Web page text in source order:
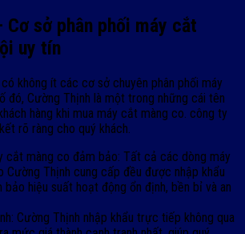
Cơ sở phân phối máy cắt
uy tín
không ít các cơ sở chuyên phân phối máy
đó, Cường Thịnh là một trong những cái tên
hàng khi mua máy cắt màng co. công ty
rõ ràng cho quý khách.
cắt màng co đảm bảo: Tất cả các dòng máy
Cường Thịnh cung cấp đều được nhập khẩu
bảo hiệu suất hoạt động ổn định, bền bỉ và an
Cường Thịnh nhập khẩu trực tiếp không qua